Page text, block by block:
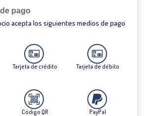
pago
acepta los siguientes medios de pago
Tarjeta de crédito Tarjeta de débito
Código QR PayPal